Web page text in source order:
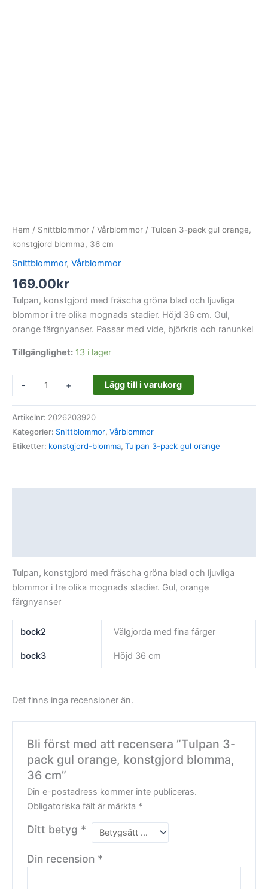
Hem / Snittblommor / Vårblommor / Tulpan 3-pack gul orange,
konstgjord blomma, 36 cm
Snittblommor, Vårblommor
169.00kr
Tulpan, konstgjord med fräscha gröna blad och ljuvliga
blommor i tre olika mognads stadier. Höjd 36 cm. Gul,
orange färgnyanser. Passar med vide, björkris och ranunkel
Tillgänglighet: 13 i lager
- + Lägg till i varukorg
Artikelnr: 2026203920
Kategorier: Snittblommor, Vårblommor
Etiketter: konstgjord-blomma, Tulpan 3-pack gul orange
Tulpan, konstgjord med fräscha gröna blad och ljuvliga
blommor i tre olika mognads stadier. Gul, orange
färgnyanser
bock2 Välgjorda med fina färger
bock3 Höjd 36 cm
Det finns inga recensioner än.
Bli först med att recensera ”Tulpan 3-
pack gul orange, konstgjord blomma,
36 cm”
Din e-postadress kommer inte publiceras.
Obligatoriska fält är märkta *
Ditt betyg *
Din recension *